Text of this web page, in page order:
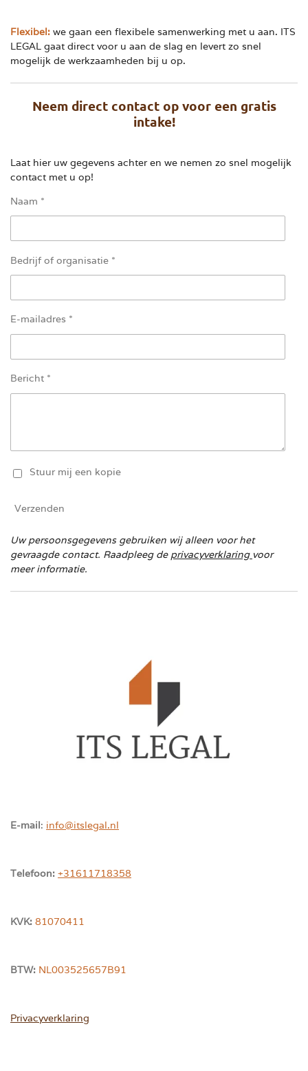
Flexibel: we gaan een flexibele samenwerking met u aan. ITS
LEGAL gaat direct voor u aan de slag en levert zo snel
mogelijk de werkzaamheden bij u op.
Neem direct contact op voor een gratis
intake!
Laat hier uw gegevens achter en we nemen zo snel mogelijk
contact met u op!
Naam *
Bedrijf of organisatie *
E-mailadres *
Bericht *
Stuur mij een kopie
Verzenden
Uw persoonsgegevens gebruiken wij alleen voor het
gevraagde contact. Raadpleeg de privacyverklaring voor
meer informatie.
E-mail: info@itslegal.nl
Telefoon: +31611718358
KVK: 81070411
BTW: NL003525657B91
Privacyverklaring